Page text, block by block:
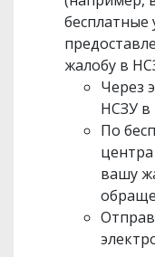
бесплатные
жалобу в
Через
НСЗУ в
По
вашу